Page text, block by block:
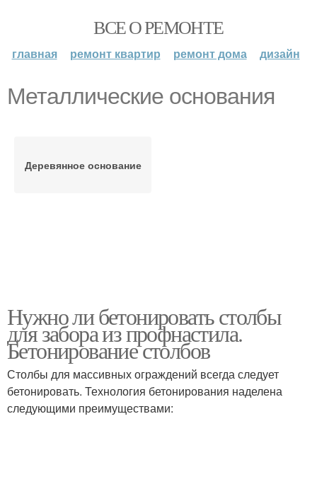
ВСЕ О РЕМОНТЕ
главная ремонт квартир ремонт дома дизайн
Металлические основания
Деревянное основание
Нужно ли бетонировать столбы
для забора из профнастила.
Бетонирование столбов
Столбы для массивных ограждений всегда следует
бетонировать. Технология бетонирования наделена
следующими преимуществами: